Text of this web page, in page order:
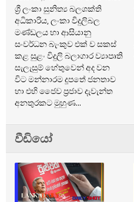
ශ්‍රී ලංකා සුනිත්‍ය බලශක්ති
අධිකාරිය, ලංකා විදුලිබල
මණ්ඩලය හා ආසියානු
සංවර්ධන බැංකුව එක් ව සකස්
කළ සුළං විදුලි බලාගාර ව්‍යාපෘති
සැලැසුම් හේතුවෙන් අද වන
විට මන්නාරම දූපතේ ජනතාව
හා එහි ජෛව ප්‍රජාව දැවැන්ත
අනතුරකට මුහුණ...
වීඩියෝ